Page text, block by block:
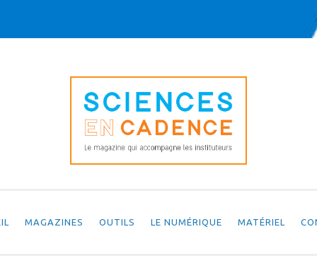
MAGAZINES OUTILS LE NUMÉRIQUE MATÉRIEL